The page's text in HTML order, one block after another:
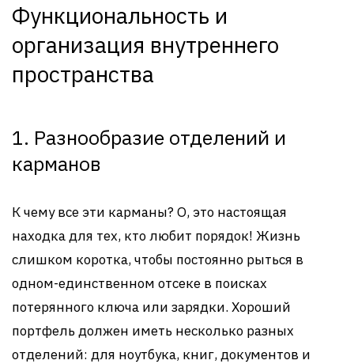
Функциональность и
организация внутреннего
пространства
1. Разнообразие отделений и
карманов
К чему все эти карманы? О, это настоящая
находка для тех, кто любит порядок! Жизнь
слишком коротка, чтобы постоянно рыться в
одном-единственном отсеке в поисках
потерянного ключа или зарядки. Хороший
портфель должен иметь несколько разных
отделений: для ноутбука, книг, документов и